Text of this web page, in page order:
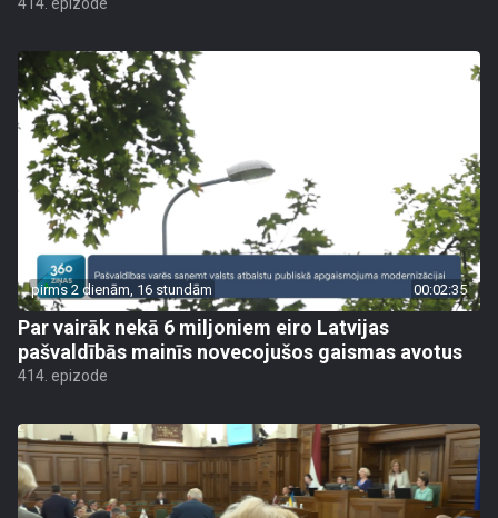
pirms 2 dienām, 16 stundām 00:02:35
Par vairāk nekā 6 miljoniem eiro Latvijas
pašvaldībās mainīs novecojušos gaismas avotus
414. epizode